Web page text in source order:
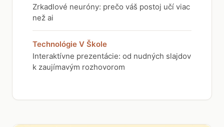
Zrkadlové neuróny: prečo váš postoj učí viac
než ai
Technológie V Škole
Interaktívne prezentácie: od nudných slajdov
k zaujímavým rozhovorom